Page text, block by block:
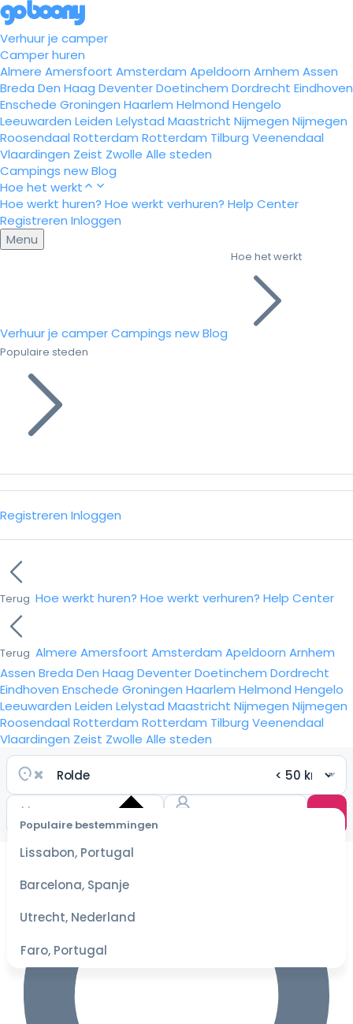
Verhuur je camper
Camper huren
Almere Amersfoort Amsterdam Apeldoorn Arnhem Assen
Breda Den Haag DeventerDoetinchem Dordrecht Eindhoven
Enschede Groningen Haarlem Helmond Hengelo
Leeuwarden Leiden Lelystad Maastricht Nijmegen Nijmegen
Roosendaal Rotterdam Rotterdam Tilburg Veenendaal
Vlaardingen Zeist Zwolle Alle steden
Campings newBlog
Hoe het werkt
Hoe werkt huren? Hoe werkt verhuren? Help Center
Registreren Inloggen
Menu
Verhuur je camperCampings newBlog
Hoe het werkt
Populaire steden
Registreren Inloggen
Terug Hoe werkt huren? Hoe werkt verhuren? Help Center
Terug Almere Amersfoort Amsterdam Apeldoorn Arnhem
Assen Breda Den Haag DeventerDoetinchem Dordrecht
Eindhoven Enschede Groningen Haarlem Helmond Hengelo
Leeuwarden Leiden Lelystad Maastricht Nijmegen Nijmegen
Roosendaal Rotterdam Rotterdam Tilburg Veenendaal
Vlaardingen Zeist Zwolle Alle steden
Populaire bestemmingen
Lissabon, Portugal
Barcelona, Spanje
Utrecht, Nederland
Faro, Portugal
Selecteer
datum
beste